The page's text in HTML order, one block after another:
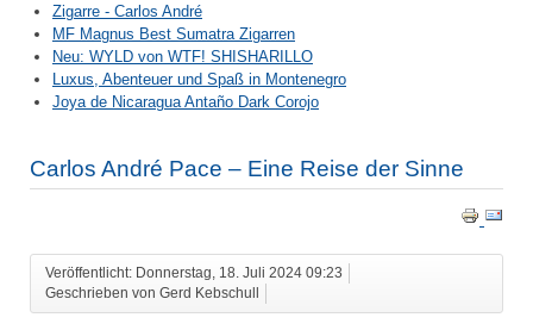
Zigarre - Carlos André
MF Magnus Best Sumatra Zigarren
Neu: WYLD von WTF! SHISHARILLO
Luxus, Abenteuer und Spaß in Montenegro
Joya de Nicaragua Antaño Dark Corojo
Carlos André Pace – Eine Reise der Sinne
Veröffentlicht: Donnerstag, 18. Juli 2024 09:23
Geschrieben von Gerd Kebschull